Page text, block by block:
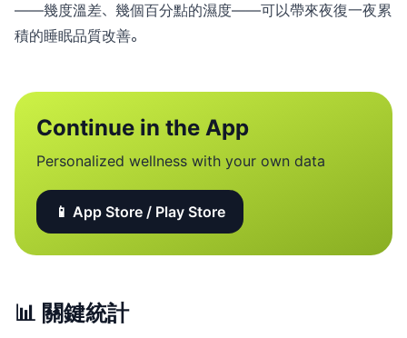
——幾度溫差、幾個百分點的濕度——可以帶來夜復一夜累
積的睡眠品質改善。
Continue in the App
Personalized wellness with your own data
📱 App Store / Play Store
📊 關鍵統計